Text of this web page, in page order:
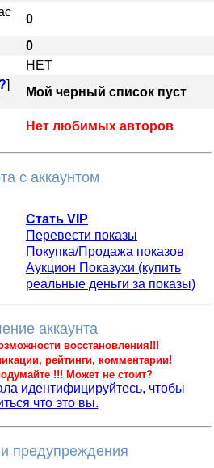
0
0
НЕТ
]
Мой черный список пуст
Нет любимых авторов
с аккаунтом
Стать VIP
Перевести показы
Покупка/Продажа показов
Аукцион Показухи (купить
реальные деньги за показы)
аккаунта
восстановления!!!
рейтинги, комментарии!
!!! Может не стоит?
идентифицируйтесь, чтобы
что это вы.
предупреждения